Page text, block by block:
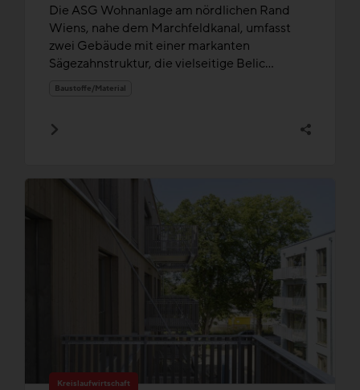
Die ASG Wohnanlage am nördlichen Rand
Wiens, nahe dem Marchfeldkanal, umfasst
zwei Gebäude mit einer markanten
Sägezahnstruktur, die vielseitige Belic...
Baustoffe/Material
Kreislaufwirtschaft